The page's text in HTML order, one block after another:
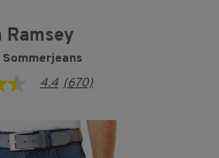
Ramsey
4.4 (670)